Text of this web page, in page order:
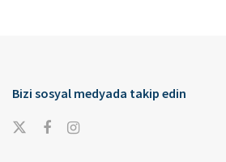
Bizi sosyal medyada takip edin